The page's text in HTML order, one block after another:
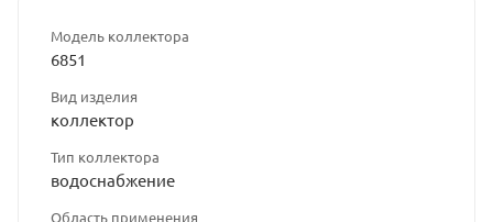
Модель коллектора
6851
Вид изделия
коллектор
Тип коллектора
водоснабжение
Область применения